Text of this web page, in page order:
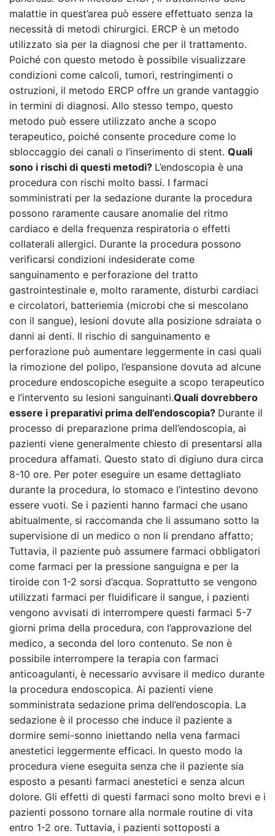
malattie in quest’area può essere effettuato senza la
necessità di metodi chirurgici. ERCP è un metodo
utilizzato sia per la diagnosi che per il trattamento.
Poiché con questo metodo è possibile visualizzare
condizioni come calcoli, tumori, restringimenti o
ostruzioni, il metodo ERCP offre un grande vantaggio
in termini di diagnosi. Allo stesso tempo, questo
metodo può essere utilizzato anche a scopo
terapeutico, poiché consente procedure come lo
sbloccaggio dei canali o l’inserimento di stent. Quali
sono i rischi di questi metodi? L’endoscopia è una
procedura con rischi molto bassi. I farmaci
somministrati per la sedazione durante la procedura
possono raramente causare anomalie del ritmo
cardiaco e della frequenza respiratoria o effetti
collaterali allergici. Durante la procedura possono
verificarsi condizioni indesiderate come
sanguinamento e perforazione del tratto
gastrointestinale e, molto raramente, disturbi cardiaci
e circolatori, batteriemia (microbi che si mescolano
con il sangue), lesioni dovute alla posizione sdraiata o
danni ai denti. Il rischio di sanguinamento e
perforazione può aumentare leggermente in casi quali
la rimozione del polipo, l’espansione dovuta ad alcune
procedure endoscopiche eseguite a scopo terapeutico
e l’intervento su lesioni sanguinanti.Quali dovrebbero
essere i preparativi prima dell’endoscopia? Durante il
processo di preparazione prima dell’endoscopia, ai
pazienti viene generalmente chiesto di presentarsi alla
procedura affamati. Questo stato di digiuno dura circa
8-10 ore. Per poter eseguire un esame dettagliato
durante la procedura, lo stomaco e l’intestino devono
essere vuoti. Se i pazienti hanno farmaci che usano
abitualmente, si raccomanda che li assumano sotto la
supervisione di un medico o non li prendano affatto;
Tuttavia, il paziente può assumere farmaci obbligatori
come farmaci per la pressione sanguigna e per la
tiroide con 1-2 sorsi d’acqua. Soprattutto se vengono
utilizzati farmaci per fluidificare il sangue, i pazienti
vengono avvisati di interrompere questi farmaci 5-7
giorni prima della procedura, con l’approvazione del
medico, a seconda del loro contenuto. Se non è
possibile interrompere la terapia con farmaci
anticoagulanti, è necessario avvisare il medico durante
la procedura endoscopica. Ai pazienti viene
somministrata sedazione prima dell’endoscopia. La
sedazione è il processo che induce il paziente a
dormire semi-sonno iniettando nella vena farmaci
anestetici leggermente efficaci. In questo modo la
procedura viene eseguita senza che il paziente sia
esposto a pesanti farmaci anestetici e senza alcun
dolore. Gli effetti di questi farmaci sono molto brevi e i
pazienti possono tornare alla normale routine di vita
entro 1-2 ore. Tuttavia, i pazienti sottoposti a